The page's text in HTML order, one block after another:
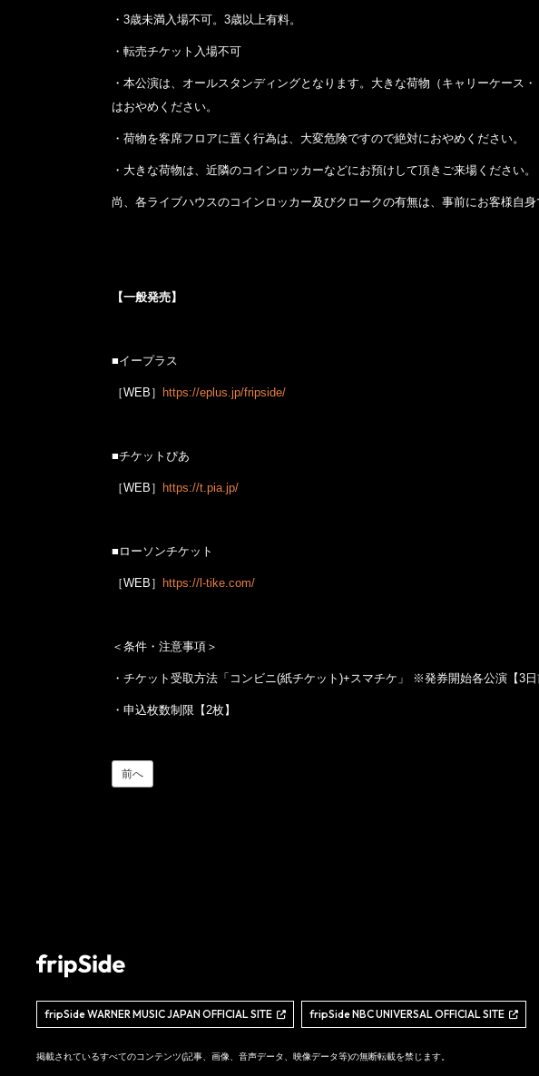
・3歳未満入場不可。3歳以上有料。
・転売チケット入場不可
・本公演は、オールスタンディングとなります。大きな荷物（キャリーケー
はおやめください。
・荷物を客席フロアに置く行為は、大変危険ですので絶対におやめください。
・大きな荷物は、近隣のコインロッカーなどにお預けして頂きご来場ください。
尚、各ライブハウスのコインロッカー及びクロークの有無は、事前にお客様自身
【一般発売】
■イープラス
［WEB］ https://eplus.jp/fripside/
■チケットぴあ
［WEB］ https://t.pia.jp/
■ローソンチケット
［WEB］ https://l-tike.com/
＜条件・注意事項＞
・チケット受取方法「コンビニ(紙チケット)+スマチケ」 ※発券開始各公演【3日
・申込枚数制限【2枚】
前へ
fripSide WARNER MUSIC JAPAN OFFICIAL SITE fripSide NBC UNIVERSAL OFFICIAL SITE
掲載されているすべてのコンテンツ(記事、画像、音声データ、映像データ等)の無断転載を禁じます。